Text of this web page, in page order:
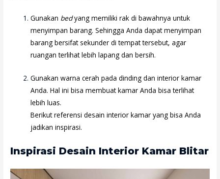
Gunakan bedyang memiliki rak di bawahnya untuk
menyimpan barang. Sehingga Anda dapat menyimpan
barang bersifat sekunder di tempat tersebut, agar
ruangan terlihat lebih lapang dan bersih.
Gunakan warna cerah pada dinding dan interior kamar
Anda. Hal ini bisa membuat kamar Anda bisa terlihat
lebih luas.
Berikut referensi desain interior kamar yang bisa Anda
jadikan inspirasi.
Inspirasi Desain Interior Kamar Blitar